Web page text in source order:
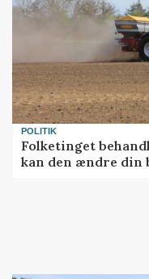
POLITIK
Folketinget
kan den ændre din